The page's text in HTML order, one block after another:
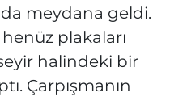
meydana geldi.
plakaları
halindeki bir
Çarpışmanın